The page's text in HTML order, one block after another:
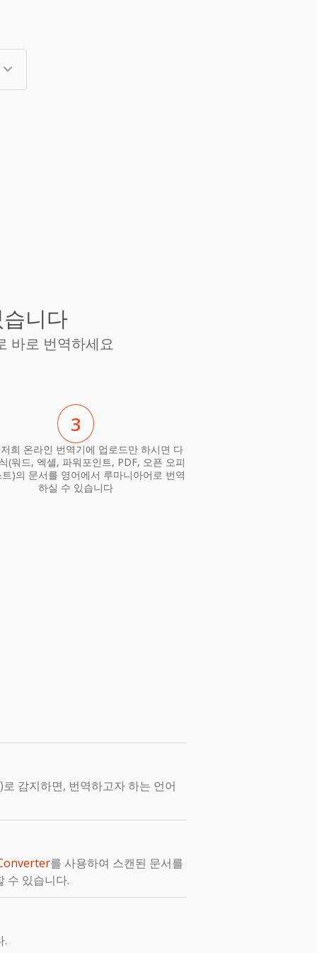
니다
바로 번역하세요
3
희 온라인 번역기에 업로드만 하시면 다
(워드, 엑셀, 파워포인트, PDF, 오픈 오피
)의 문서를 영어에서 루마니아어로 번역
하실 수 있습니다
감지하면, 번역하고자 하는 언어
를 사용하여 스캔된 문서를
수 있습니다.
.